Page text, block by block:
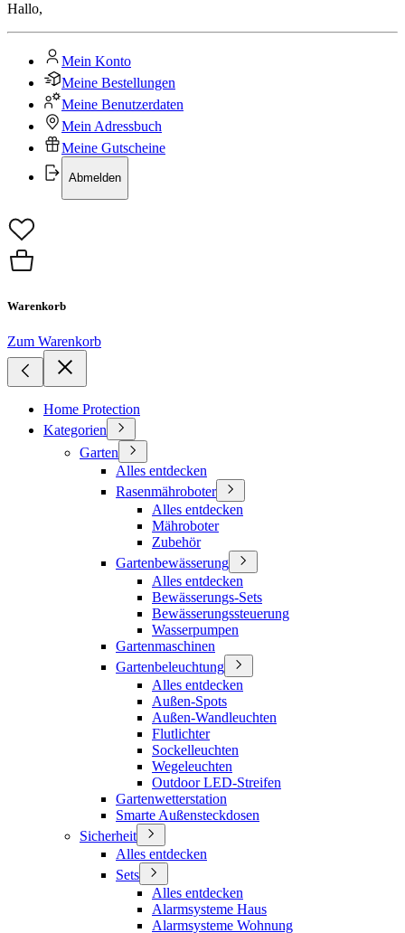
Hallo,
Mein Konto
Meine Bestellungen
Meine Benutzerdaten
Mein Adressbuch
Meine Gutscheine
Abmelden
Warenkorb
Zum Warenkorb
Home Protection
Kategorien
Garten
Alles entdecken
Rasenmähroboter
Alles entdecken
Mähroboter
Zubehör
Gartenbewässerung
Alles entdecken
Bewässerungs-Sets
Bewässerungssteuerung
Wasserpumpen
Gartenmaschinen
Gartenbeleuchtung
Alles entdecken
Außen-Spots
Außen-Wandleuchten
Flutlichter
Sockelleuchten
Wegeleuchten
Outdoor LED-Streifen
Gartenwetterstation
Smarte Außensteckdosen
Sicherheit
Alles entdecken
Sets
Alles entdecken
Alarmsysteme Haus
Alarmsysteme Wohnung